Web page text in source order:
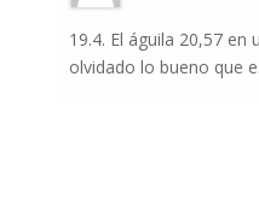
19.4. El águila 20,57
olvidado lo bueno que